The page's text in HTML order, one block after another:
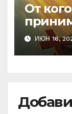
От
ИЮН 16,